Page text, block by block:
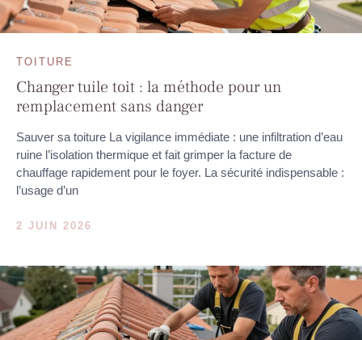
TOITURE
Changer tuile toit : la méthode pour un
remplacement sans danger
Sauver sa toiture La vigilance immédiate : une infiltration d’eau
ruine l’isolation thermique et fait grimper la facture de
chauffage rapidement pour le foyer. La sécurité indispensable :
l’usage d’un
2 JUIN 2026